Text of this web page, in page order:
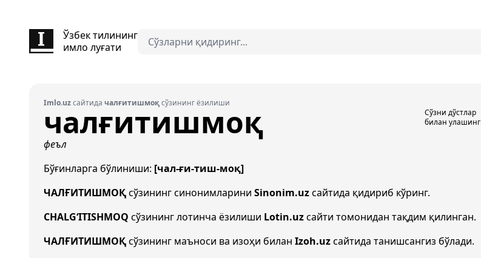
Ўзбек тилининг
имло луғати
Imlo.uzсайтида чалғитишмоқсўзининг ёзилиши
чалғитишмоқ
Сўзни дўстлар
билан улашинг
феъл
Бўғинларга бўлиниши: [чал-ғи-тиш-моқ]
ЧАЛҒИТИШМОҚсўзининг синонимларини Sinonim.uzсайтида қидириб кўринг.
CHALG‘ITISHMOQ сўзининг лотинча ёзилиши Lotin.uzсайти томонидан тақдим қилинган.
ЧАЛҒИТИШМОҚсўзининг маъноси ва изоҳи билан Izoh.uzсайтида танишсангиз бўлади.